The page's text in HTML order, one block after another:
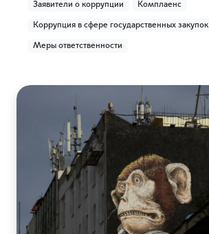
Заявители о коррупции Комплаенс
Коррупция в сфере государственных закупок
Меры ответственности